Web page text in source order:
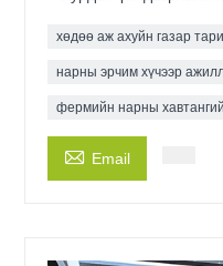
хөдөө аж ахуйн газар
нарны эрчим хүчээр
фермийн нарны
 Email